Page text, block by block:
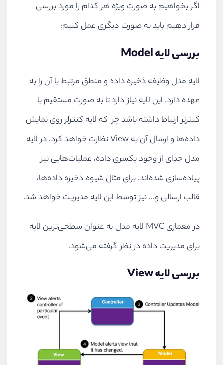
اگر بخواهیم به صورت ویژه هر کدام را مورد بررسی
قرار دهیم باید به صورت دیگری عمل کنیم:
بررسی لایه Model
لایه مدل وظیفه ذخیره داده و منطق مرتبط با آن را به
عهده دارد. این لایه نیاز دارد تا به صورت مستقیم با
کنترلر ارتباط داشته باشد چرا که لایه کنترلر روی نمایش
داده‌ها و ارسال آن به View نظارت خواهد کرد. در لایه
مدل جدای از وجود یکسری داده، عملیات‌هایی نیز
پیاده‌سازی شده‌اند. برای مثال شیوه ذخیره داده‌ها،
قالب ارسالی و... نیز توسط این لایه مدیریت خواهد شد.
در معماری MVC لایه مدل به عنوان سطحی‌ترین لایه
برای مدیریت داده‌ در نظر گرفته می‌شود.
بررسی لایه View